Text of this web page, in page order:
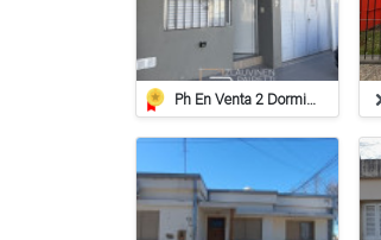
Ph En Venta 2 Dormitorios // Apto Credito